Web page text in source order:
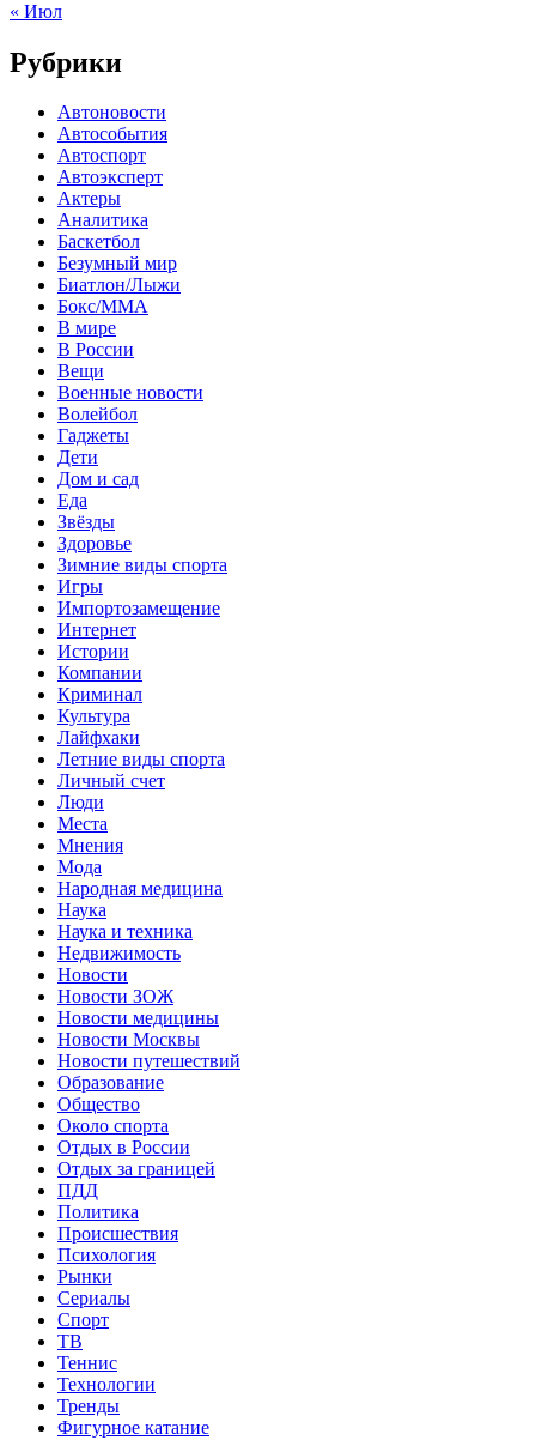
« Июл
Рубрики
Автоновости
Автособытия
Автоспорт
Автоэксперт
Актеры
Аналитика
Баскетбол
Безумный мир
Биатлон/Лыжи
Бокс/MMA
В мире
В России
Вещи
Военные новости
Волейбол
Гаджеты
Дети
Дом и сад
Еда
Звёзды
Здоровье
Зимние виды спорта
Игры
Импортозамещение
Интернет
Истории
Компании
Криминал
Культура
Лайфхаки
Летние виды спорта
Личный счет
Люди
Места
Мнения
Мода
Народная медицина
Наука
Наука и техника
Недвижимость
Новости
Новости ЗОЖ
Новости медицины
Новости Москвы
Новости путешествий
Образование
Общество
Около спорта
Отдых в России
Отдых за границей
ПДД
Политика
Происшествия
Психология
Рынки
Сериалы
Спорт
ТВ
Теннис
Технологии
Тренды
Фигурное катание